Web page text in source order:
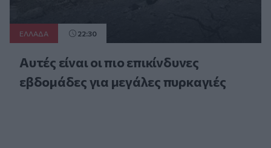
ΕΛΛAΔΑ 22:30
Αυτές είναι οι πιο επικίνδυνες
εβδομάδες για μεγάλες πυρκαγιές